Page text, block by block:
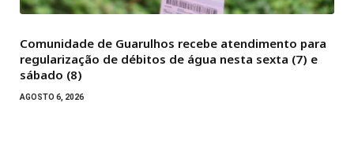
Comunidade de Guarulhos recebe atendimento para
regularização de débitos de água nesta sexta (7) e
sábado (8)
AGOSTO 6, 2026